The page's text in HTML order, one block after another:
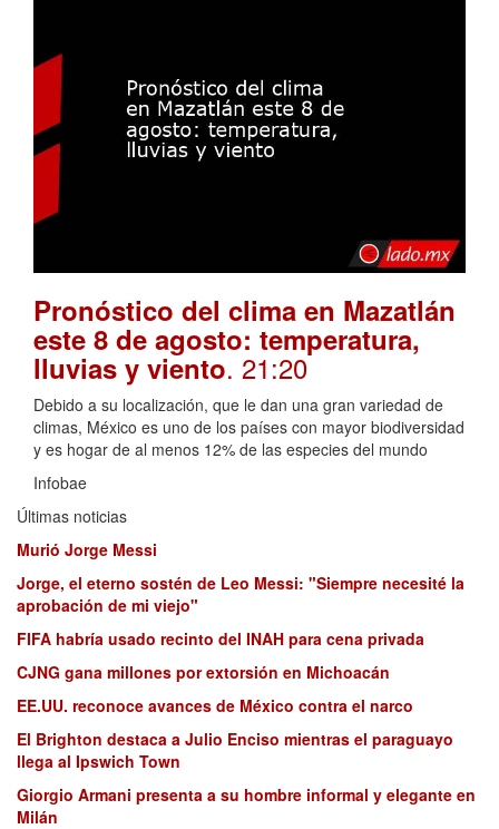
Pronóstico del clima en Mazatlán
este 8 de agosto: temperatura,
lluvias y viento. 21:20
Debido a su localización, que le dan una gran variedad de
climas, México es uno de los países con mayor biodiversidad
y es hogar de al menos 12% de las especies del mundo
Infobae
Últimas noticias
Murió Jorge Messi
Jorge, el eterno sostén de Leo Messi: "Siempre necesité la
aprobación de mi viejo"
FIFA habría usado recinto del INAH para cena privada
CJNG gana millones por extorsión en Michoacán
EE.UU. reconoce avances de México contra el narco
El Brighton destaca a Julio Enciso mientras el paraguayo
llega al Ipswich Town
Giorgio Armani presenta a su hombre informal y elegante en
Milán